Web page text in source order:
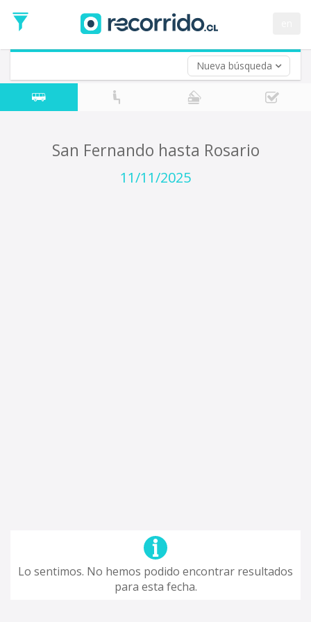
Nueva búsqueda
de
Ida
Vuelta (opcional)
Fecha
de
San Fernando hasta Rosario
11/11/2025
Lo sentimos. No hemos podido encontrar resultados
para esta fecha.